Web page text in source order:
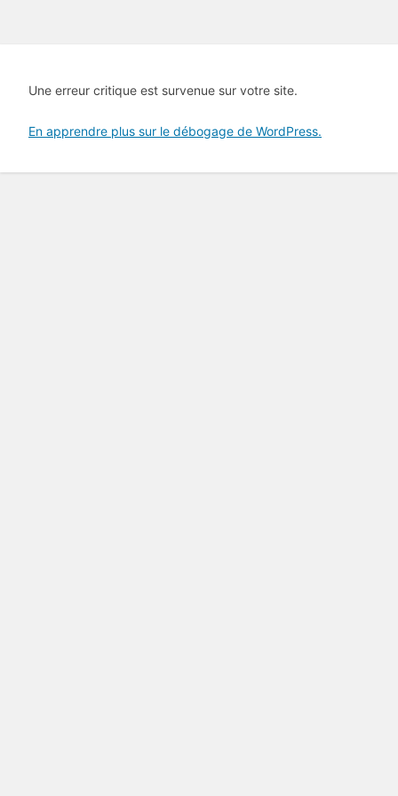
Une erreur critique est survenue sur votre site.
En apprendre plus sur le débogage de WordPress.